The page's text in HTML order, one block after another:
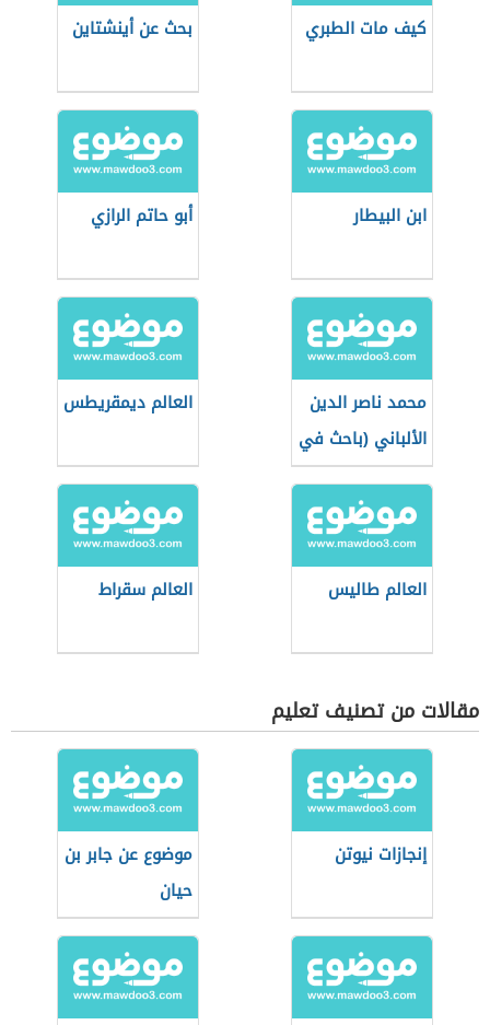
كيف مات الطبري بحث عن أينشتاين
ابن البيطار أبو حاتم الرازي
محمد ناصر الدين
الألباني (باحث في
شؤون الحديث)
العالم ديمقريطس
العالم طاليس العالم سقراط
مقالات من تصنيف تعليم
إنجازات نيوتن
موضوع عن جابر بن
حيان